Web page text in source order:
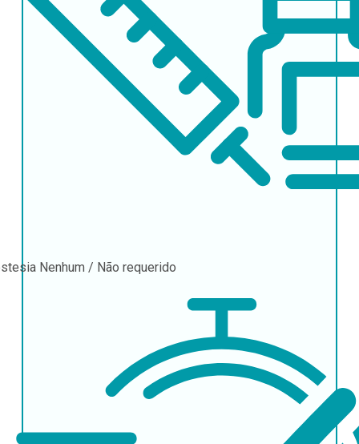
Nenhum / Não requerido